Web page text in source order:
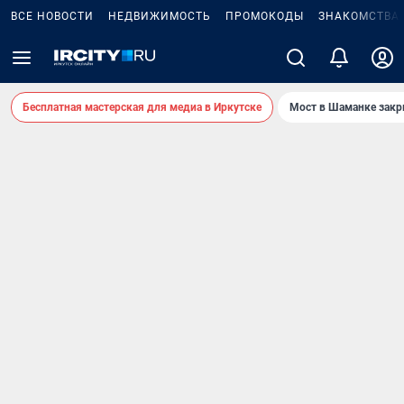
ВСЕ НОВОСТИ НЕДВИЖИМОСТЬ ПРОМОКОДЫ ЗНАКОМСТВА
Бесплатная мастерская для медиа в Иркутске Мост в Шаманке